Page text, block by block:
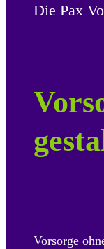
Die Pax
Vorsorge